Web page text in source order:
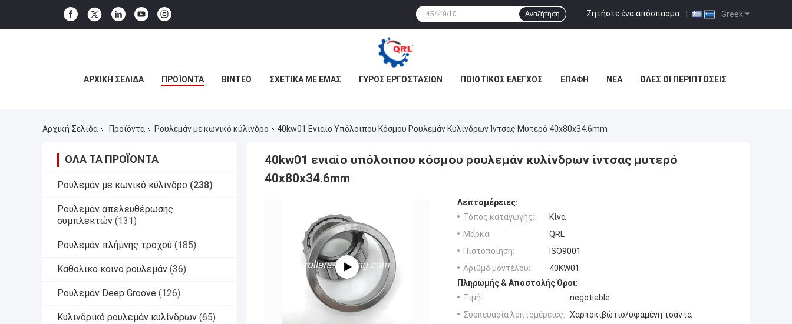
Greek
Ζητήστε ένα απόσπασμα |
Αναζήτηση
ΑΡΧΙΚΉ ΣΕΛΊΔΑ ΠΡΟΪΌΝΤΑ ΒΊΝΤΕΟ ΣΧΕΤΙΚΆ ΜΕ ΕΜΆΣ ΓΎΡΟΣ ΕΡΓΟΣΤΑΣΊΩΝ ΠΟΙΟΤΙΚΌΣ ΈΛΕΓΧΟΣ ΕΠΑΦΉ ΝΈΑ ΌΛΕΣ ΟΙ ΠΕΡΙΠΤΏΣΕΙΣ
Αρχική Σελίδα Προϊόντα Ρουλεμάν με κωνικό κύλινδρο 40kw01 Ενιαίο Υπόλοιπου Κόσμου Ρουλεμάν Κυλίνδρων Ίντσας Μυτερό 40x80x34.6mm
ΌΛΑ ΤΑ ΠΡΟΪΌΝΤΑ
Ρουλεμάν με κωνικό κύλινδρο (238)
Ρουλεμάν απελευθέρωσης
συμπλεκτών (131)
Ρουλεμάν πλήμνης τροχού (185)
Καθολικό κοινό ρουλεμάν (36)
Ρουλεμάν Deep Groove (126)
Κυλινδρικό ρουλεμάν κυλίνδρων (65)
40kw01 ενιαίο υπόλοιπου κόσμου ρουλεμάν κυλίνδρων ίντσας μυτερό
40x80x34.6mm
Λεπτομέρειες:
Τόπος καταγωγής:
Κίνα
Μάρκα:
QRL
Πιστοποίηση:
ISO9001
Αριθμό μοντέλου:
40KW01
Πληρωμής & Αποστολής Όροι:
Τιμή:
negotiable
Συσκευασία λεπτομέρειες: Χαρτοκιβώτιο/υφαμένη τσάντα